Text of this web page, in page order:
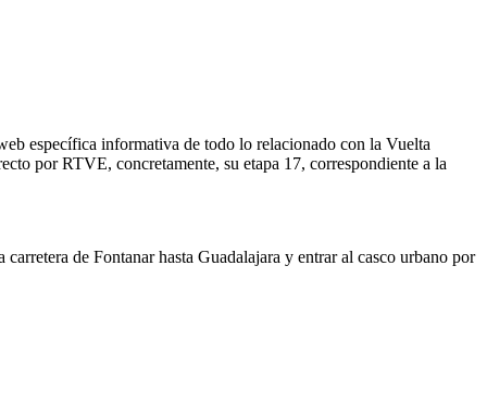
específica informativa de todo lo relacionado con la Vuelta
por RTVE, concretamente, su etapa 17, correspondiente a la
de Fontanar hasta Guadalajara y entrar al casco urbano por